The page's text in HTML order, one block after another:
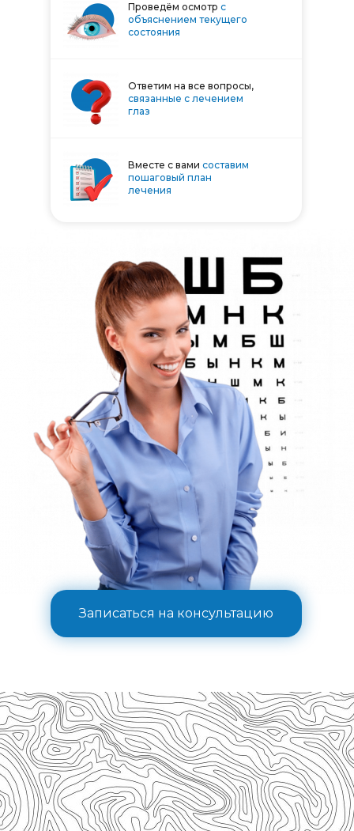
Проведём осмотр с
объяснением текущего
состояния
Ответим на все вопросы,
связанные с лечением
глаз
Вместе с вами составим
пошаговый план
лечения
Записаться на консультацию